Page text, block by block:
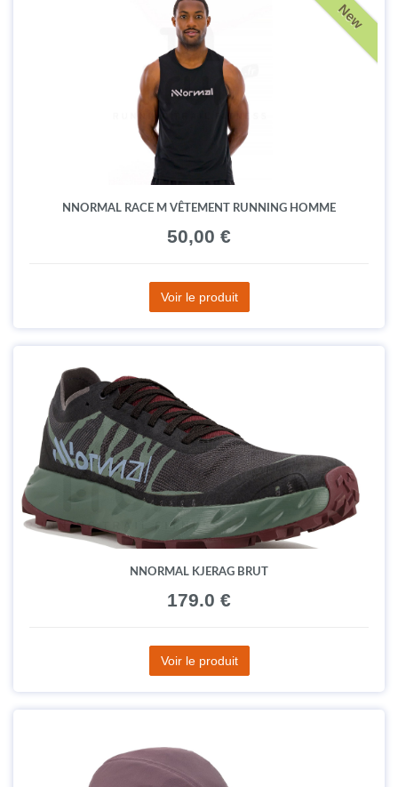
New
NNORMAL RACE M VÊTEMENT RUNNING HOMME
50,00 €
Voir le produit
NNORMAL KJERAG BRUT
179.0 €
Voir le produit